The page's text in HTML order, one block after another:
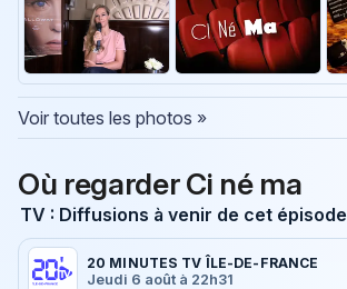
Voir toutes les photos »
Où regarder Ci né ma
TV : Diffusions à venir de cet épisode
20 MINUTES TV ÎLE-DE-FRANCE
Jeudi 6 août à 22h31